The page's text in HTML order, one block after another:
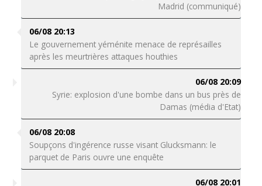
Madrid (communiqué)
06/08 20:13
Le gouvernement yéménite menace de représailles
après les meurtrières attaques houthies
06/08 20:09
Syrie: explosion d'une bombe dans un bus près de
Damas (média d'Etat)
06/08 20:08
Soupçons d'ingérence russe visant Glucksmann: le
parquet de Paris ouvre une enquête
06/08 20:01